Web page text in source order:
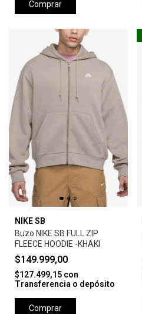
Comprar
NIKE SB
Buzo NIKE SB FULL ZIP
FLEECE HOODIE -KHAKI
$149.999,00
$127.499,15 con
Transferencia o depósito
Comprar